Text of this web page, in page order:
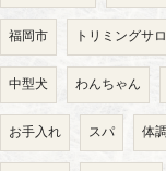
福岡市 トリミングサ
中型犬 わんちゃん
お手入れ スパ 体調